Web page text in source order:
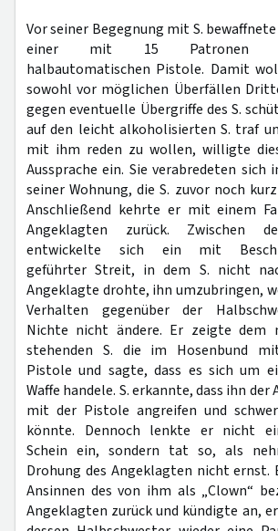
Vor seiner Begegnung mit S.
einer mit 15 Patronen
halbautomatischen Pistole. Damit
sowohl vor möglichen Überfällen
gegen eventuelle Übergriffe des S.
auf den leicht alkoholisierten S. traf
mit ihm reden zu wollen, willigte
Aussprache ein. Sie verabredeten sich
seiner Wohnung, die S. zuvor noch
Anschließend kehrte er mit einem
Angeklagten zurück. Zwischen
entwickelte sich ein mit
geführter Streit, in dem S. nicht
Angeklagte drohte, ihn umzubringen,
Verhalten gegenüber der
Nichte nicht ändere. Er zeigte dem
stehenden S. die im Hosenbund
Pistole und sagte, dass es sich um
Waffe handele. S. erkannte, dass ihn der
mit der Pistole angreifen und
könnte. Dennoch lenkte er nicht
Schein ein, sondern tat so, als
Drohung des Angeklagten nicht ernst.
Ansinnen des von ihm als „Clown“
Angeklagten zurück und kündigte an,